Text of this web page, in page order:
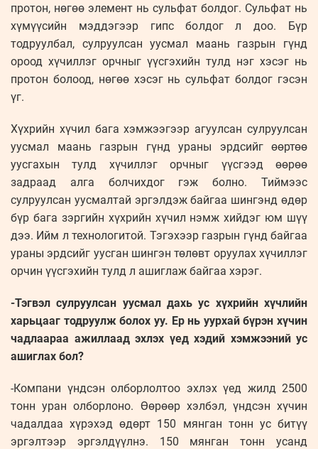
протон, нөгөө элемент нь сульфат болдог. Сульфат нь
хүмүүсийн мэддэгээр гипс болдог л доо. Бүр
тодруулбал, сулруулсан уусмал маань газрын гүнд
ороод хүчиллэг орчныг үүсгэхийн тулд нэг хэсэг нь
протон болоод, нөгөө хэсэг нь сульфат болдог гэсэн
үг.
Хүхрийн хүчил бага хэмжээгээр агуулсан сулруулсан
уусмал маань газрын гүнд ураны эрдсийг өөртөө
уусгахын тулд хүчиллэг орчныг үүсгээд өөрөө
задраад алга болчихдог гэж болно. Тиймээс
сулруулсан уусмалтай эргэлдэж байгаа шингэнд өдөр
бүр бага зэргийн хүхрийн хүчил нэмж хийдэг юм шүү
дээ. Ийм л технологитой. Тэгэхээр газрын гүнд байгаа
ураны эрдсийг уусган шингэн төлөвт оруулах хүчиллэг
орчин үүсгэхийн тулд л ашиглаж байгаа хэрэг.
-Тэгвэл сулруулсан уусмал дахь ус хүхрийн хүчлийн
харьцааг тодруулж болох уу. Ер нь уурхай бүрэн хүчин
чадлаараа ажиллаад эхлэх үед хэдий хэмжээний ус
ашиглах бол?
-Компани үндсэн олборлолтоо эхлэх үед жилд 2500
тонн уран олборлоно. Өөрөөр хэлбэл, үндсэн хүчин
чадалдаа хүрэхэд өдөрт 150 мянган тонн ус битүү
эргэлтээр эргэлдүүлнэ. 150 мянган тонн усанд